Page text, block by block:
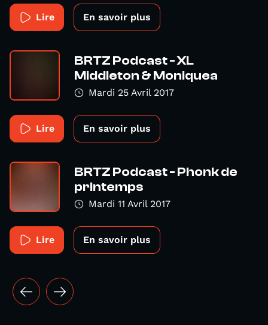
Lire En savoir plus
BRTZ Podcast - XL
Middleton & Moniquea
Mardi 25 Avril 2017
Lire En savoir plus
BRTZ Podcast - Phonk de
printemps
Mardi 11 Avril 2017
Lire En savoir plus